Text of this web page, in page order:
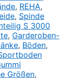
, REHA,
, Spinde
S 3000
, Garderoben-
, Böden,
Größen,